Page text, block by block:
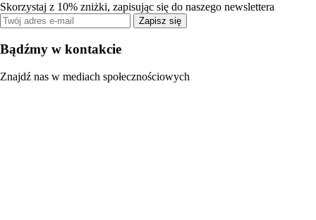
Skorzystaj z 10% zniżki, zapisując się do naszego newslettera
Zapisz się
Bądźmy w kontakcie
Znajdź nas w mediach społecznościowych